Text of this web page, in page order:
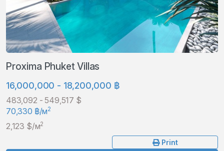
Proxima Phuket Villas
16,000,000 - 18,200,000 ฿
483,092 - 549,517 $
70,330 ฿/м2
2,123 $/м2
Print